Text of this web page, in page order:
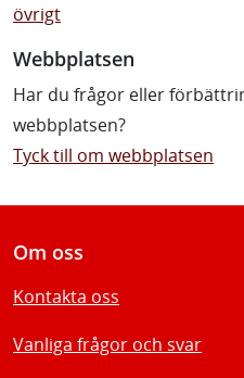
övrigt
Webbplatsen
Har du frågor eller
webbplatsen?
Tyck till om webbplatsen
Om oss
Kontakta oss
Vanliga frågor och svar